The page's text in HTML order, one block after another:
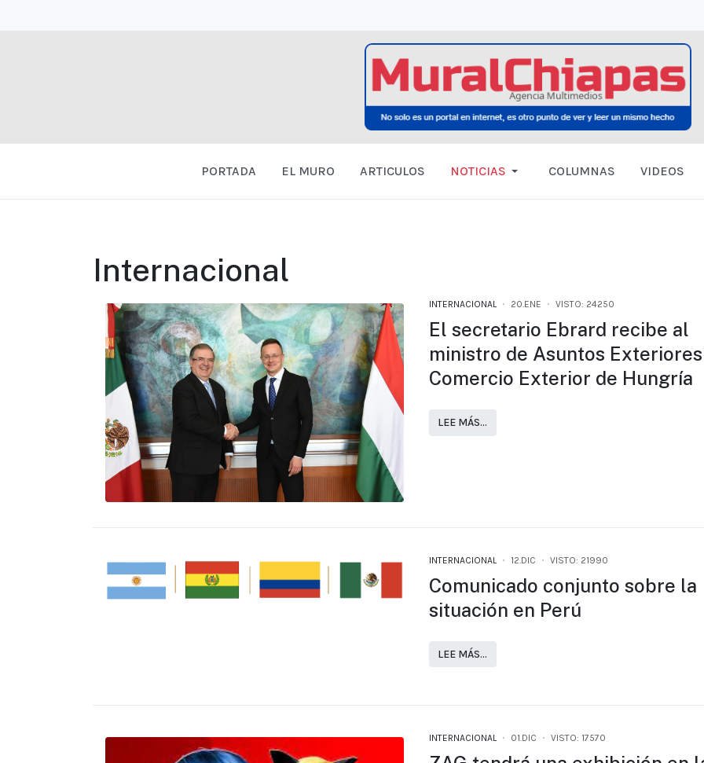
PORTADA EL MURO ARTICULOS NOTICIAS COLUMNAS VIDEOS
Internacional
INTERNACIONAL 20.ENE VISTO: 24250
El secretario Ebrard recibe al
ministro de Asuntos
Comercio Exterior de Hungría
LEE MÁS…
INTERNACIONAL 12.DIC VISTO: 21990
Comunicado conjunto sobre la
situación en Perú
LEE MÁS…
INTERNACIONAL 01.DIC VISTO: 17570